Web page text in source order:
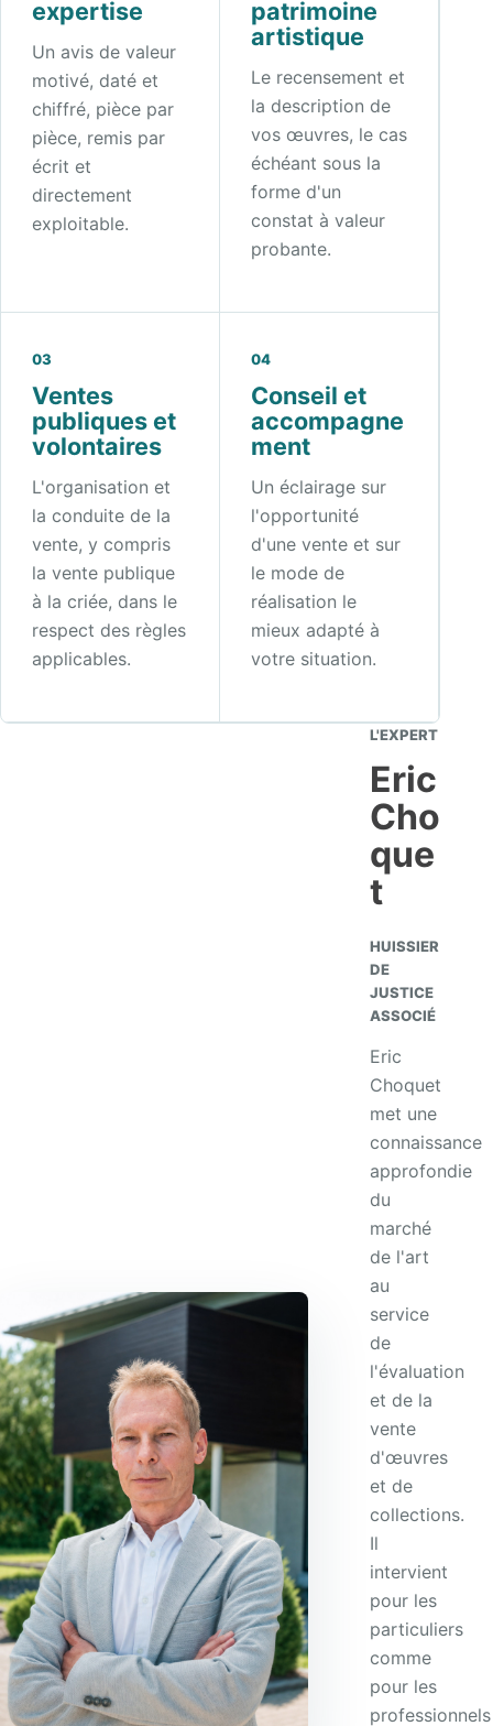
expertise
Un avis de valeur
motivé, daté et
chiffré, pièce par
pièce, remis par
écrit et
directement
exploitable.
patrimoine
artistique
Le recensement et
la description de
vos œuvres, le cas
échéant sous la
forme d'un
constat à valeur
probante.
03
Ventes
publiques et
volontaires
L'organisation et
la conduite de la
vente, y compris
la vente publique
à la criée, dans le
respect des règles
applicables.
04
Conseil et
accompagne
ment
Un éclairage sur
l'opportunité
d'une vente et sur
le mode de
réalisation le
mieux adapté à
votre situation.
L'EXPERT
Eric
Cho
que
t
HUISSIER
DE
JUSTICE
ASSOCIÉ
Eric
Choquet
met une
connaissance
approfondie
du
marché
de l'art
au
service
de
l'évaluation
et de la
vente
d'œuvres
et de
collections.
Il
intervient
pour les
particuliers
comme
pour les
professionnels